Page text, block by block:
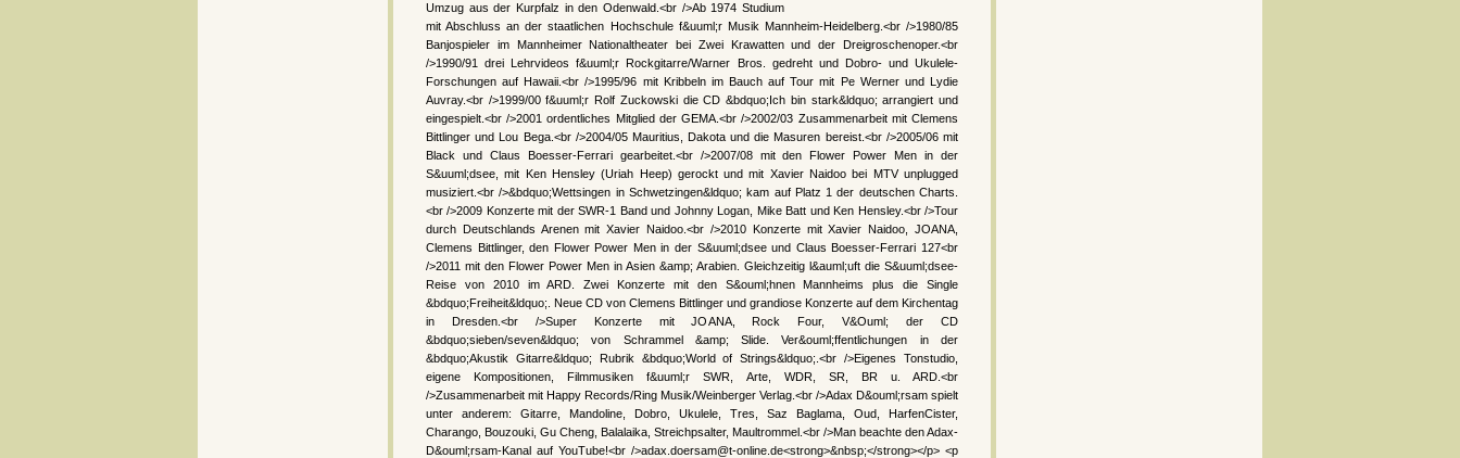
Umzug aus der Kurpfalz in den Odenwald.<br />Ab 1974 Studium
mit Abschluss an der staatlichen Hochschule f&uuml;r Musik Mannheim-Heidelberg.<br />1980/85
Banjospieler im Mannheimer Nationaltheater bei Zwei Krawatten und der Dreigroschenoper.<br
/>1990/91 drei Lehrvideos f&uuml;r Rockgitarre/Warner Bros. gedreht und Dobro- und Ukulele-
Forschungen auf Hawaii.<br />1995/96 mit Kribbeln im Bauch auf Tour mit Pe Werner und Lydie
Auvray.<br />1999/00 f&uuml;r Rolf Zuckowski die CD &bdquo;Ich bin stark&ldquo; arrangiert und
eingespielt.<br />2001 ordentliches Mitglied der GEMA.<br />2002/03 Zusammenarbeit mit Clemens
Bittlinger und Lou Bega.<br />2004/05 Mauritius, Dakota und die Masuren bereist.<br />2005/06 mit
Black und Claus Boesser-Ferrari gearbeitet.<br />2007/08 mit den Flower Power Men in der
S&uuml;dsee, mit Ken Hensley (Uriah Heep) gerockt und mit Xavier Naidoo bei MTV unplugged
musiziert.<br />&bdquo;Wettsingen in Schwetzingen&ldquo; kam auf Platz 1 der deutschen Charts.
<br />2009 Konzerte mit der SWR-1 Band und Johnny Logan, Mike Batt und Ken Hensley.<br />Tour
durch Deutschlands Arenen mit Xavier Naidoo.<br />2010 Konzerte mit Xavier Naidoo, JOANA,
Clemens Bittlinger, den Flower Power Men in der S&uuml;dsee und Claus Boesser-Ferrari 127<br
/>2011 mit den Flower Power Men in Asien &amp; Arabien. Gleichzeitig l&auml;uft die S&uuml;dsee-
Reise von 2010 im ARD. Zwei Konzerte mit den S&ouml;hnen Mannheims plus die Single
&bdquo;Freiheit&ldquo;. Neue CD von Clemens Bittlinger und grandiose Konzerte auf dem Kirchentag
in Dresden.<br />Super Konzerte mit JOANA, Rock Four, V&Ouml; der CD
&bdquo;sieben/seven&ldquo; von Schrammel &amp; Slide. Ver&ouml;ffentlichungen in der
&bdquo;Akustik Gitarre&ldquo; Rubrik &bdquo;World of Strings&ldquo;.<br />Eigenes Tonstudio,
eigene Kompositionen, Filmmusiken f&uuml;r SWR, Arte, WDR, SR, BR u. ARD.<br
/>Zusammenarbeit mit Happy Records/Ring Musik/Weinberger Verlag.<br />Adax D&ouml;rsam spielt
unter anderem: Gitarre, Mandoline, Dobro, Ukulele, Tres, Saz Baglama, Oud, HarfenCister,
Charango, Bouzouki, Gu Cheng, Balalaika, Streichpsalter, Maultrommel.<br />Man beachte den Adax-
D&ouml;rsam-Kanal auf YouTube!<br />adax.doersam@t-online.de<strong>&nbsp;</strong></p> <p